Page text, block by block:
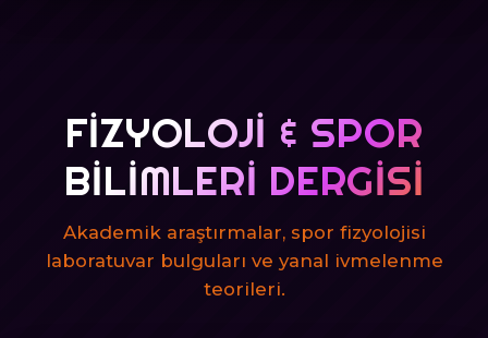
FIZYOLOJI & SPOR
BILIMLERI DERGISI
Akademik araştırmalar, spor fizyolojisi
laboratuvar bulguları ve yanal ivmelenme
teorileri.